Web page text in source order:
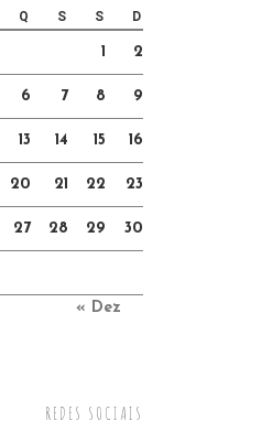
Q S S D
1 2
6 7 8 9
13 14 15 16
20 21 22 23
27 28 29 30
« Dez
REDES SOCIAIS